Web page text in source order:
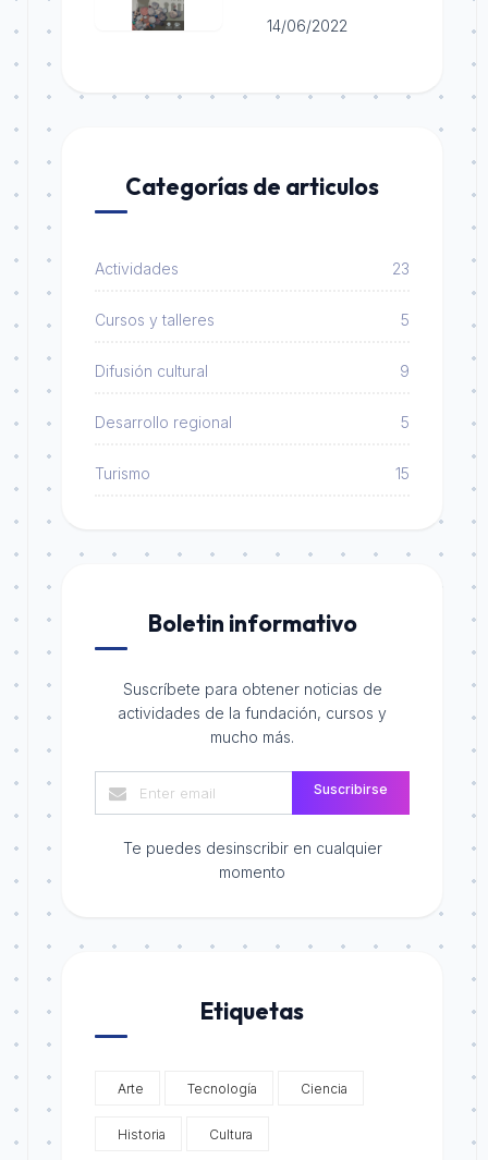
14/06/2022
Categorías de articulos
Actividades 23
Cursos y talleres 5
Difusión cultural 9
Desarrollo regional 5
Turismo 15
Boletin informativo
Suscríbete para obtener noticias de
actividades de la fundación, cursos y
mucho más.
Suscribirse
Te puedes desinscribir en cualquier
momento
Etiquetas
Arte Tecnología Ciencia
Historia Cultura